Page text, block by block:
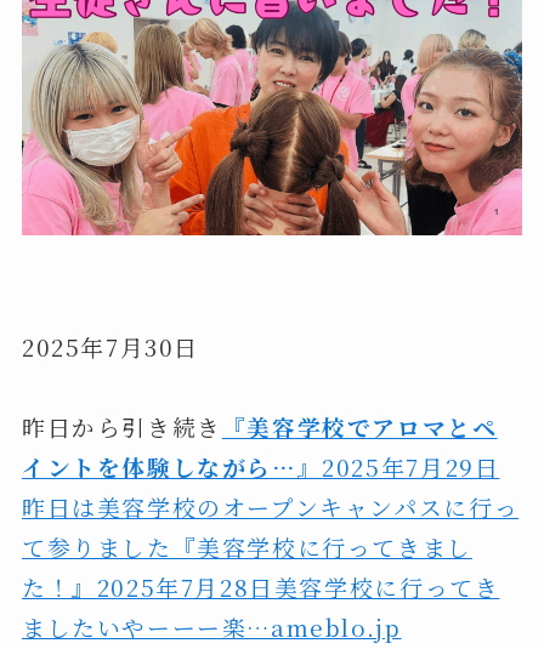
2025年7月30日
昨日から引き続き 『美容学校でアロマとペ
イントを体験しながら…』 2025年7月29日
昨日は美容学校のオープンキャンパスに行っ
て参りました『美容学校に行ってきまし
た！』2025年7月28日美容学校に行ってき
ましたいやーーー楽…ameblo.jp